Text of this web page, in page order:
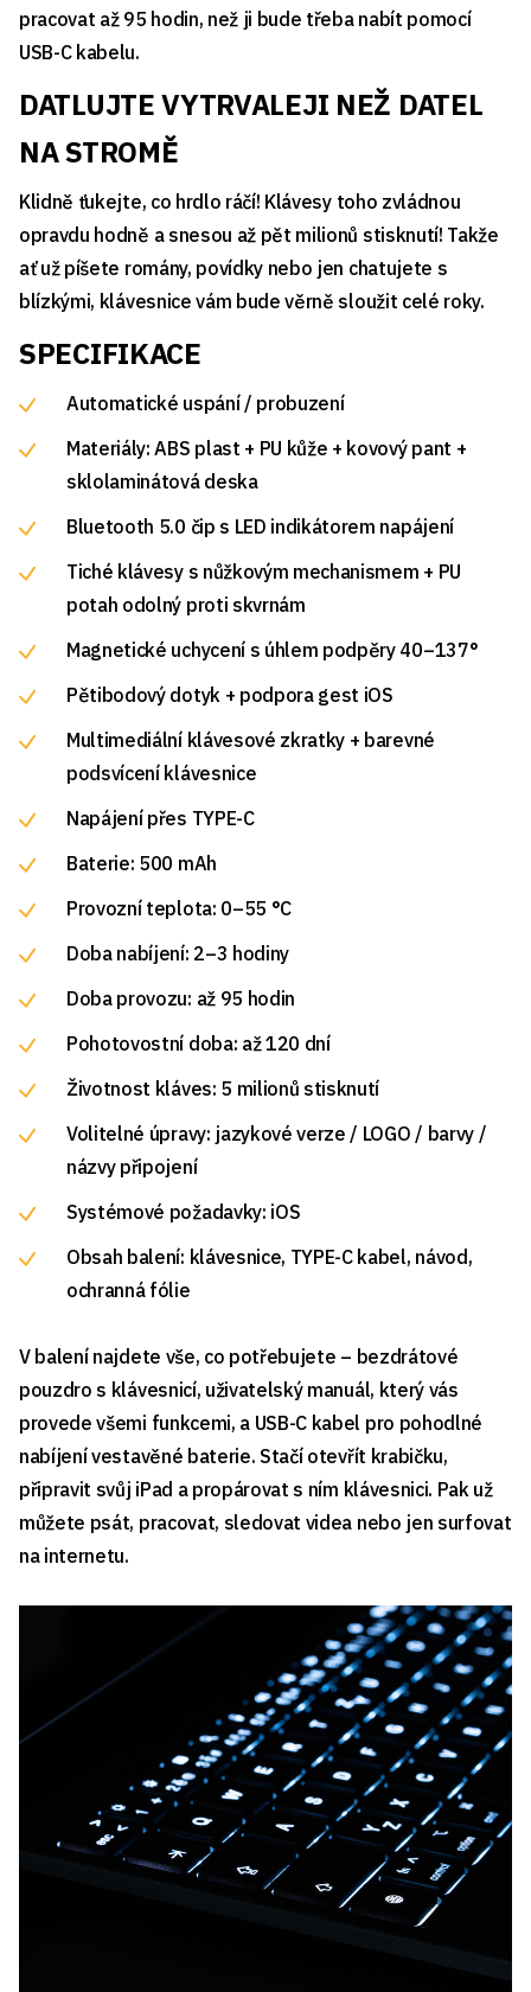
pracovat až 95 hodin, než ji bude třeba nabít pomocí
USB-C kabelu.
DATLUJTE VYTRVALEJI NEŽ DATEL
NA STROMĚ
Klidně ťukejte, co hrdlo ráčí! Klávesy toho zvládnou
opravdu hodně a snesou až pět milionů stisknutí! Takže
ať už píšete romány, povídky nebo jen chatujete s
blízkými, klávesnice vám bude věrně sloužit celé roky.
SPECIFIKACE
Automatické uspání / probuzení
Materiály: ABS plast + PU kůže + kovový pant +
sklolaminátová deska
Bluetooth 5.0 čip s LED indikátorem napájení
Tiché klávesy s nůžkovým mechanismem + PU
potah odolný proti skvrnám
Magnetické uchycení s úhlem podpěry 40–137°
Pětibodový dotyk + podpora gest iOS
Multimediální klávesové zkratky + barevné
podsvícení klávesnice
Napájení přes TYPE-C
Baterie: 500 mAh
Provozní teplota: 0–55 °C
Doba nabíjení: 2–3 hodiny
Doba provozu: až 95 hodin
Pohotovostní doba: až 120 dní
Životnost kláves: 5 milionů stisknutí
Volitelné úpravy: jazykové verze / LOGO / barvy /
názvy připojení
Systémové požadavky: iOS
Obsah balení: klávesnice, TYPE-C kabel, návod,
ochranná fólie
V balení najdete vše, co potřebujete – bezdrátové
pouzdro s klávesnicí, uživatelský manuál, který vás
provede všemi funkcemi, a USB-C kabel pro pohodlné
nabíjení vestavěné baterie. Stačí otevřít krabičku,
připravit svůj iPad a propárovat s ním klávesnici. Pak už
můžete psát, pracovat, sledovat videa nebo jen surfovat
na internetu.